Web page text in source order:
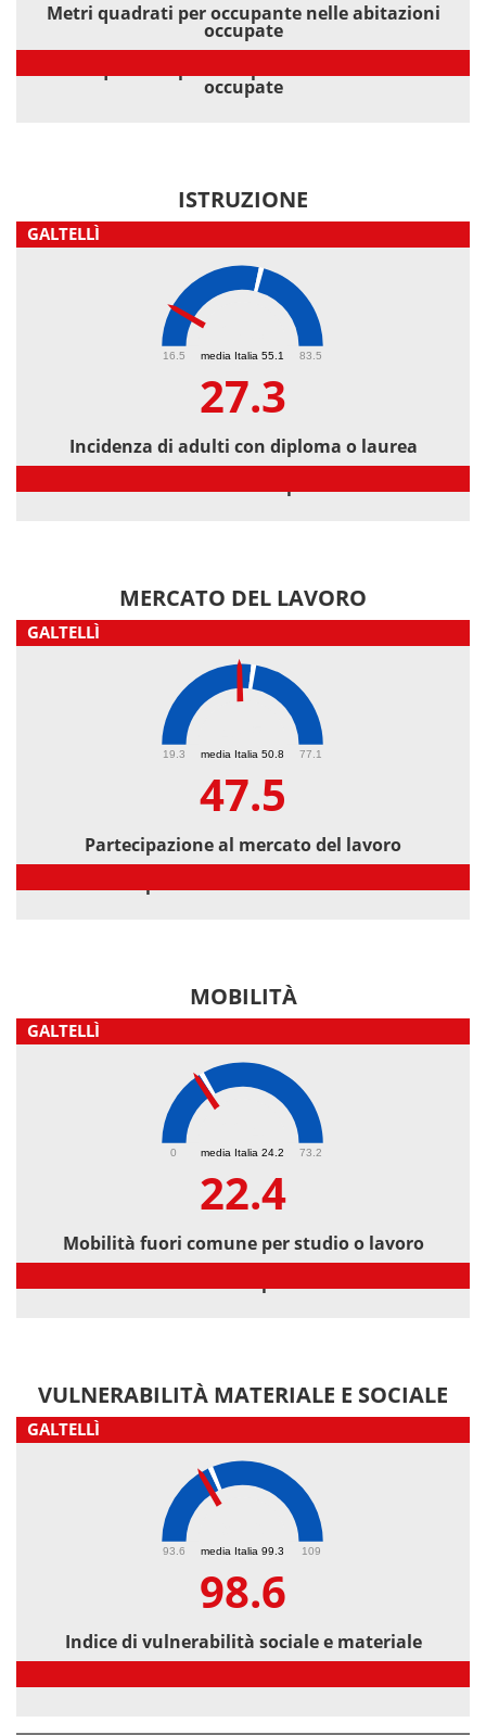
Metri quadrati per occupante nelle abitazioni
occupate
occupate
ISTRUZIONE
GALTELLÌ
media Italia 55.1
16.5 83.5
27.3
Incidenza di adulti con diploma o laurea
MERCATO DEL LAVORO
GALTELLÌ
media Italia 50.8
19.3 77.1
47.5
Partecipazione al mercato del lavoro
MOBILITÀ
GALTELLÌ
media Italia 24.2
0 73.2
22.4
Mobilità fuori comune per studio o lavoro
VULNERABILITÀ MATERIALE E SOCIALE
GALTELLÌ
media Italia 99.3
93.6 109
98.6
Indice di vulnerabilità sociale e materiale